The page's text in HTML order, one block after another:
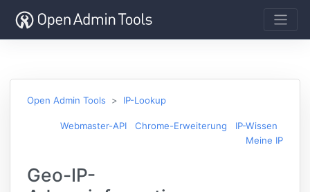
Open Admin Tools IP-Lookup
Webmaster-API Chrome-Erweiterung
IP-Wissen
Meine IP
Geo-IP-